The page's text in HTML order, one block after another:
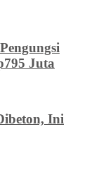
Juta
Ini